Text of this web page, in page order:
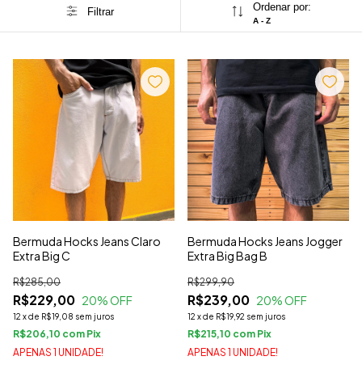
Filtrar Ordenar por:
A - Z
Bermuda Hocks Jeans Claro
Extra Big C
R$229,00
R$285,00
20% OFF
12 xde R$19,08 sem juros
R$206,10 com
APENAS 1 UNIDADE!
Bermuda Hocks Jeans Jogger
Extra Big Bag B
R$239,00
R$299,90
20% OFF
12 xde R$19,92 sem juros
R$215,10 com
APENAS 1 UNIDADE!